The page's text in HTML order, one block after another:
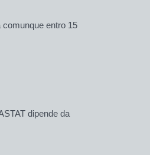
entro 15
dipende da